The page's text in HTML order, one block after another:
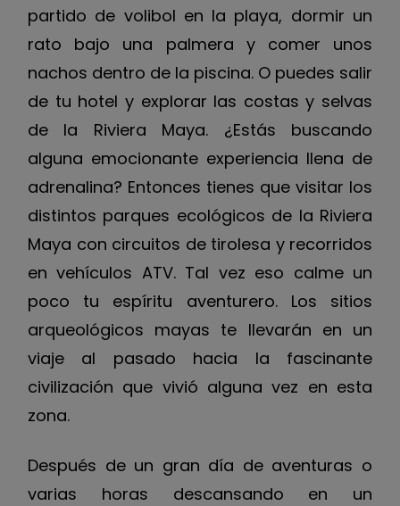
partido de volibol en la playa, dormir un
rato bajo una palmera y comer unos
nachos dentro de la piscina. O puedes salir
de tu hotel y explorar las costas y selvas
de la Riviera Maya. ¿Estás buscando
alguna emocionante experiencia llena de
adrenalina? Entonces tienes que visitar los
distintos parques ecológicos de la Riviera
Maya con circuitos de tirolesa y recorridos
en vehículos ATV. Tal vez eso calme un
poco tu espíritu aventurero. Los sitios
arqueológicos mayas te llevarán en un
viaje al pasado hacia la fascinante
civilización que vivió alguna vez en esta
zona.
Después de un gran día de aventuras o
varias horas descansando en un